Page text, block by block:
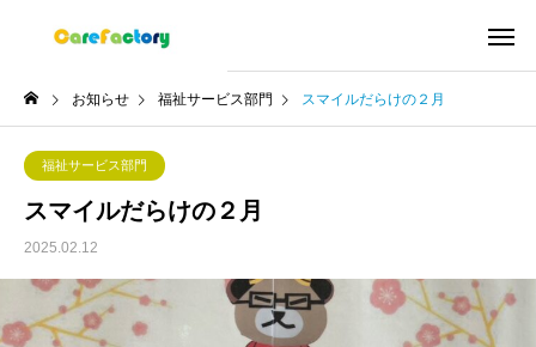
お知らせ 福祉サービス部門 スマイルだらけの２月
福祉サービス部門
スマイルだらけの２月
2025.02.12